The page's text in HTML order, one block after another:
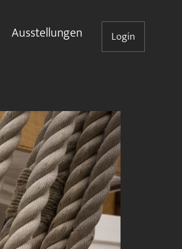
Ausstellungen Login